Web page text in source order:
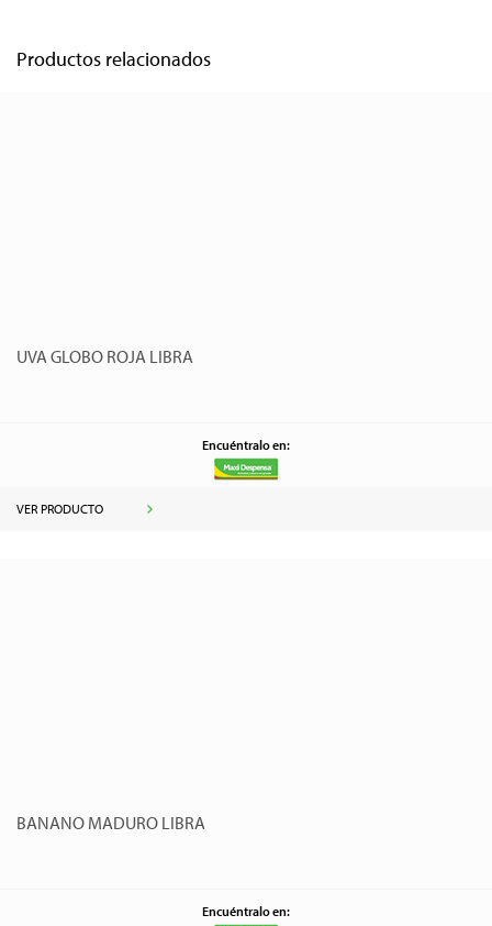
Productos relacionados
UVA GLOBO ROJA LIBRA
Encuéntralo en:
VER PRODUCTO
BANANO MADURO LIBRA
Encuéntralo en: